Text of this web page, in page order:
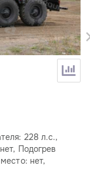
228 л.с.,
Подогрев
нет,